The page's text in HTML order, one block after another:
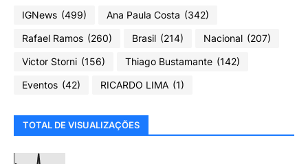
IGNews (499) Ana Paula Costa (342)
Rafael Ramos (260) Brasil (214) Nacional (207)
Victor Storni (156) Thiago Bustamante (142)
Eventos (42) RICARDO LIMA (1)
TOTAL DE VISUALIZAÇÕES